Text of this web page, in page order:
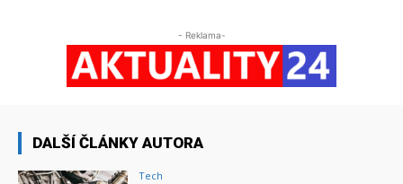
- Reklama-
DALŠÍ ČLÁNKY AUTORA
Tech